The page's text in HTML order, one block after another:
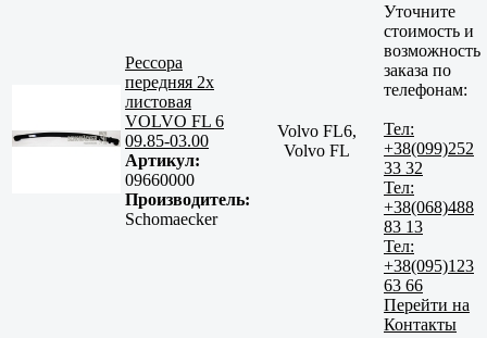
Рессора
передняя 2х
листовая
VOLVO FL 6
09.85-03.00
Артикул:
09660000
Производитель:
Schomaecker
Volvo FL6,
Volvo FL
Уточните
стоимость и
возможность
заказа по
телефонам:
Тел:
+38(099)252
33 32
Тел:
+38(068)488
83 13
Тел:
+38(095)123
63 66
Перейти на
Контакты